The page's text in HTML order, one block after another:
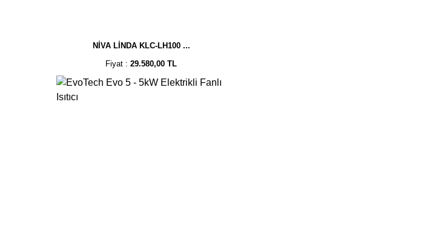
NİVA LİNDA KLC-LH100 ...
Fiyat :29.580,00 TL